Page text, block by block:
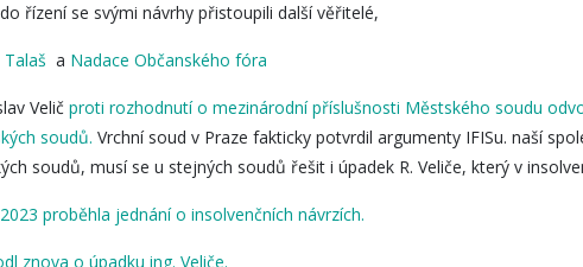
řízení se svými návrhy přistoupili další věřitelé,
Talaš a Nadace Občanského fóra
Velič proti rozhodnutí o mezinárodní příslušnosti Městského soudu
soudů. Vrchní soud v Praze fakticky potvrdil argumenty IFISu. naší
soudů, musí se u stejných soudů řešit i úpadek R. Veliče, který v
proběhla jednání o insolvenčních návrzích.
znova o úpadku ing. Veliče.